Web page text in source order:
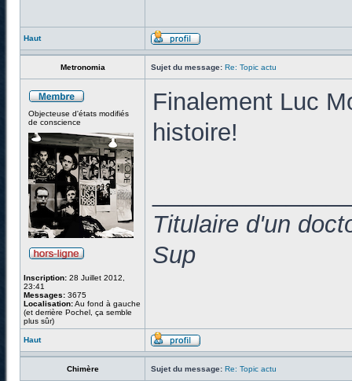
Haut
Metronomia Sujet du message: Re: Topic actu
Objecteuse d'états modifiés
de conscience
Inscription: 28 Juillet 2012,
23:41
Messages: 3675
Localisation:Au fond à gauche
(et derrière Pochel, ça semble
plus sûr)
Finalement Luc
histoire!
Titulaire d'un
Sup
Haut
Chimère Sujet du message: Re: Topic actu